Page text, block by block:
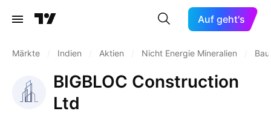
Auf geht's
Märkte Indien Aktien Nicht Energie Mineralien
BIGBLOC Construction
Ltd